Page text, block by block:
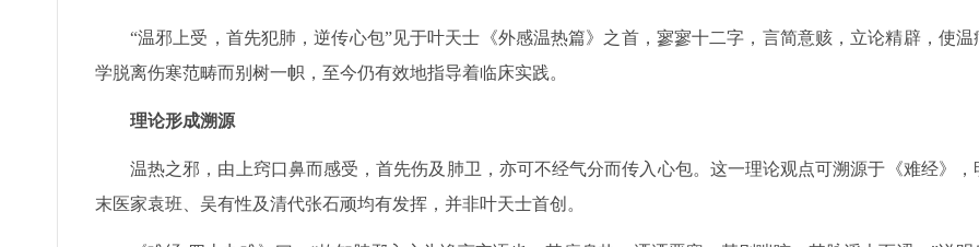
“温邪上受，首先犯肺，逆传心包”见于叶天士《外感温热篇》之首，寥寥十二字，言简意赅，立论精辟，使温
学脱离伤寒范畴而别树一帜，至今仍有效地指导着临床实践。
理论形成溯源
温热之邪，由上窍口鼻而感受，首先伤及肺卫，亦可不经气分而传入心包。这一理论观点可溯源于《难经》，
末医家袁班、吴有性及清代张石顽均有发挥，并非叶天士首创。